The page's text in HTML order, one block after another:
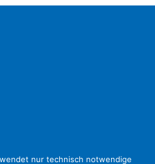
nur technisch notwendige